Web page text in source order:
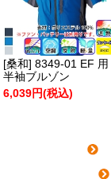
[桑和] 8349-01 EF 用
半袖ブルゾン
6,039円(税込)